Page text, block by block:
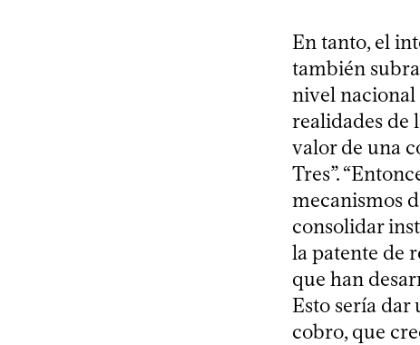
En tanto, el
también
nivel nacional
realidades de
valor de una
Tres”.
mecanismos
consolidar
la patente de
que han
Esto sería dar
cobro, que